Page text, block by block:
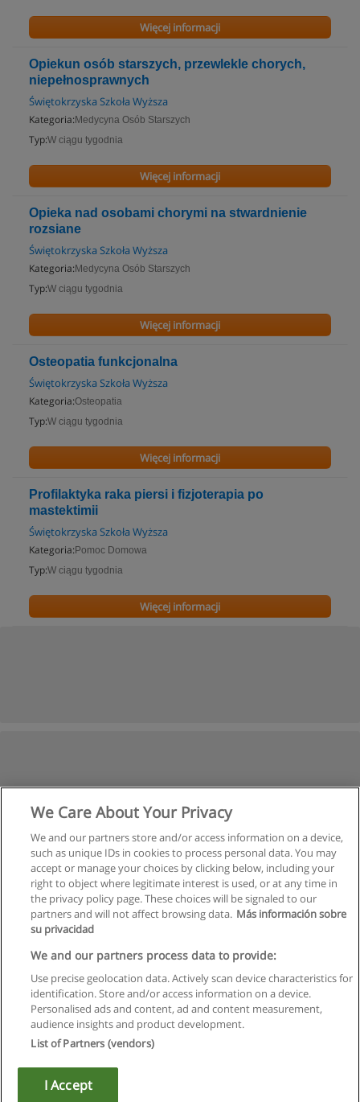
Więcej informacji
Opiekun osób starszych, przewlekle chorych,
niepełnosprawnych
Świętokrzyska Szkoła Wyższa
Kategoria: Medycyna Osób Starszych
Typ:W ciągu tygodnia
Więcej informacji
Opieka nad osobami chorymi na stwardnienie
rozsiane
Świętokrzyska Szkoła Wyższa
Kategoria: Medycyna Osób Starszych
Typ:W ciągu tygodnia
Więcej informacji
Osteopatia funkcjonalna
Świętokrzyska Szkoła Wyższa
Kategoria:Osteopatia
Typ:W ciągu tygodnia
Więcej informacji
Profilaktyka raka piersi i fizjoterapia po
mastektimii
Świętokrzyska Szkoła Wyższa
Kategoria: Pomoc Domowa
Typ:W ciągu tygodnia
Więcej informacji
Regulamin
Polityka ochrony danych osobowych
Copyright © Educaedu Business S.L. - CIF : B-95610580: -
We Care About Your Privacy
We and our partners store and/or access information on a device,
such as unique IDs in cookies to process personal data. You may
accept or manage your choices by clicking below, including your
right to object where legitimate interest is used, or at any time in
the privacy policy page. These choices will be signaled to our
partners and will not affect browsing data. Más información sobre
su privacidad
We and our partners process data to provide:
Use precise geolocation data. Actively scan device characteristics for
identification. Store and/or access information on a device.
Personalised ads and content, ad and content measurement,
audience insights and product development.
List of Partners (vendors)
I Accept